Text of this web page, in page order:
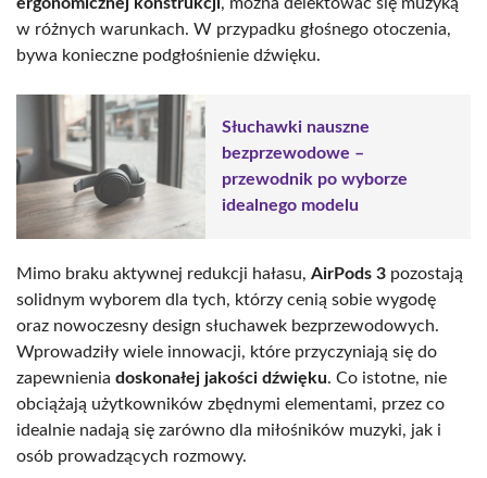
w różnych warunkach. W przypadku głośnego otoczenia,
bywa konieczne podgłośnienie dźwięku.
Słuchawki nauszne
bezprzewodowe –
przewodnik po wyborze
idealnego modelu
Mimo braku aktywnej redukcji hałasu, AirPods 3 pozostają
solidnym wyborem dla tych, którzy cenią sobie wygodę
oraz nowoczesny design słuchawek bezprzewodowych.
Wprowadziły wiele innowacji, które przyczyniają się do
zapewnienia doskonałej jakości dźwięku. Co istotne, nie
obciążają użytkowników zbędnymi elementami, przez co
idealnie nadają się zarówno dla miłośników muzyki, jak i
osób prowadzących rozmowy.